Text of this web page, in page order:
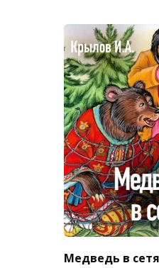
Медведь в